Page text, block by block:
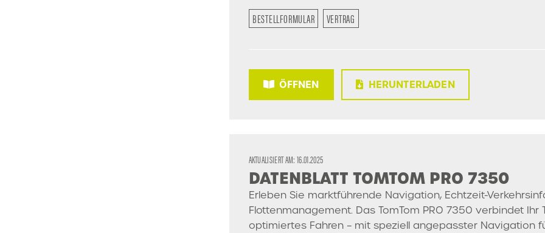
BESTELLFORMULAR VERTRAG
ÖFFNEN HERUNTERLADEN
AKTUALISIERT AM:16.01.2025
DATENBLATT TOMTOM PRO 7350
Erleben Sie marktführende Navigation, Echtzeit-
Flottenmanagement. Das TomTom PRO 7350 verbindet
optimiertes Fahren – mit speziell angepasster Navigation